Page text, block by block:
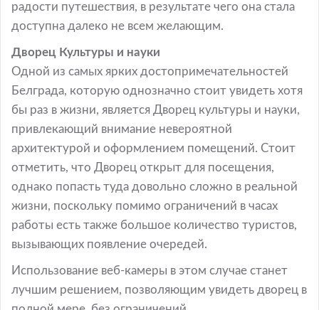
радости путешествия, в результате чего она стала
доступна далеко не всем желающим.
Дворец Культуры и науки
Одной из самых ярких достопримечательностей
Белграда, которую однозначно стоит увидеть хотя
бы раз в жизни, является Дворец культуры и науки,
привлекающий внимание невероятной
архитектурой и оформлением помещений. Стоит
отметить, что Дворец открыт для посещения,
однако попасть туда довольно сложно в реальной
жизни, поскольку помимо ограничений в часах
работы есть также большое количество туристов,
вызывающих появление очередей.
Использование веб-камеры в этом случае станет
лучшим решением, позволяющим увидеть дворец в